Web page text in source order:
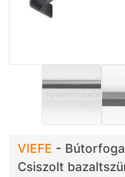
VIEFE -
Csiszolt